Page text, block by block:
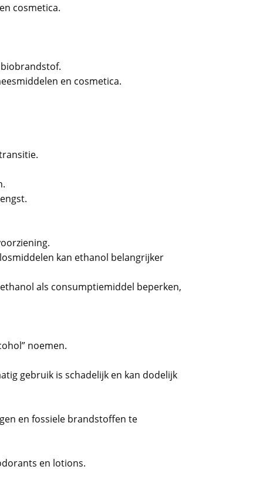
cosmetica.
en cosmetica.
kan ethanol belangrijker
als consumptiemiddel beperken,
noemen.
gebruik is schadelijk en kan dodelijk
en fossiele brandstoffen te
en lotions.